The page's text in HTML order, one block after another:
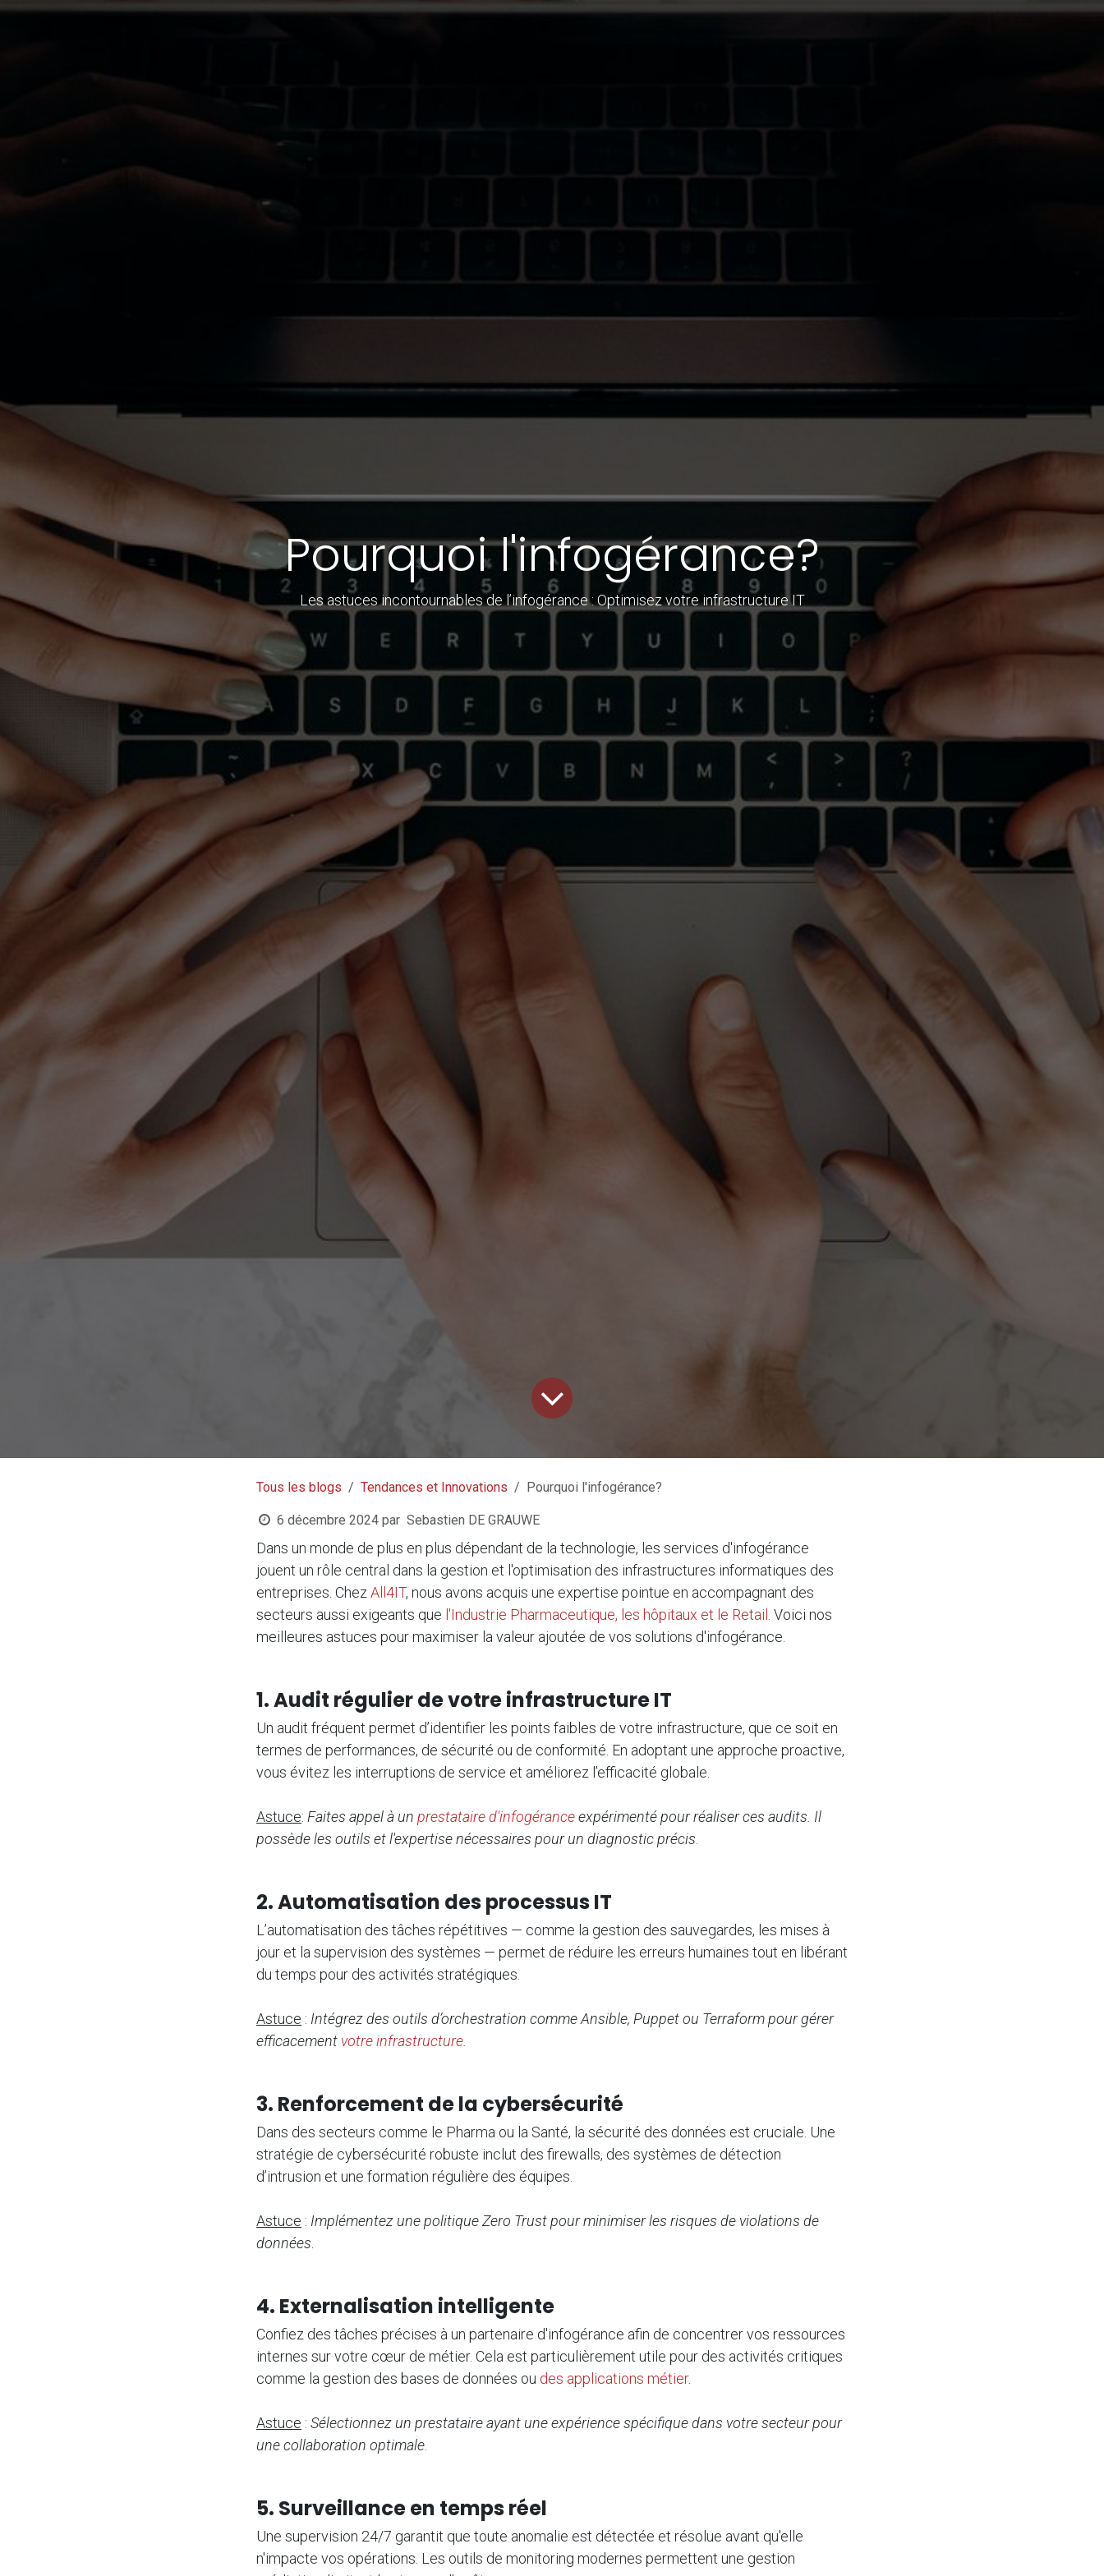
Pourquoi l'infogérance?
Les astuces incontournables de l’infogérance : Optimisez votre infrastructure IT
Tous les blogs Tendances et Innovations Pourquoi l'infogérance?
6 décembre 2024 par Sebastien DE GRAUWE
Dans un monde de plus en plus dépendant de la technologie, les services d'infogérance
jouent un rôle central dans la gestion et l'optimisation des infrastructures informatiques des
entreprises. ChezAll4IT, nous avons acquis une expertise pointue en accompagnant des
secteurs aussi exigeants que l'Industrie Pharmaceutique, les hôpitaux et le Retail . Voici nos
meilleures astuces pour maximiser la valeur ajoutée de vos solutions d'infogérance.
1. Audit régulier de votre infrastructure IT
Un audit fréquent permet d’identifier les points faibles de votre infrastructure, que ce soit en
termes de performances, de sécurité ou de conformité. En adoptant une approche proactive,
vous évitez les interruptions de service et améliorez l’efficacité globale.
Astuce: Faites appel à un prestataire d'infogéranceexpérimenté pour réaliser ces audits. Il
possède les outils et l'expertise nécessaires pour un diagnostic précis.
2. Automatisation des processus IT
L’automatisation des tâches répétitives — comme la gestion des sauvegardes, les mises à
jour et la supervision des systèmes — permet de réduire les erreurs humaines tout en libérant
du temps pour des activités stratégiques.
Astuce : Intégrez des outils d’orchestration comme Ansible, Puppet ou Terraform pour gérer
efficacement votre infrastructure.
3. Renforcement de la cybersécurité
Dans des secteurs comme le Pharma ou la Santé, la sécurité des données est cruciale. Une
stratégie de cybersécurité robuste inclut des firewalls, des systèmes de détection
d’intrusion et une formation régulière des équipes.
Astuce : Implémentez une politique Zero Trust pour minimiser les risques de violations de
données.
4. Externalisation intelligente
Confiez des tâches précises à un partenaire d'infogérance afin de concentrer vos ressources
internes sur votre cœur de métier. Cela est particulièrement utile pour des activités critiques
comme la gestion des bases de données ou des applications métier.
Astuce : Sélectionnez un prestataire ayant une expérience spécifique dans votre secteur pour
une collaboration optimale.
5. Surveillance en temps réel
Une supervision 24/7 garantit que toute anomalie est détectée et résolue avant qu'elle
n'impacte vos opérations. Les outils de monitoring modernes permettent une gestion